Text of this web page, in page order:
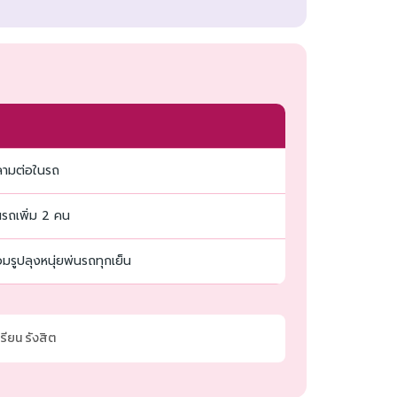
มต่อในรถ
ถเพิ่ม 2 คน
รูปลุงหนุ่ยพ่นรถทุกเย็น
ยน รังสิต